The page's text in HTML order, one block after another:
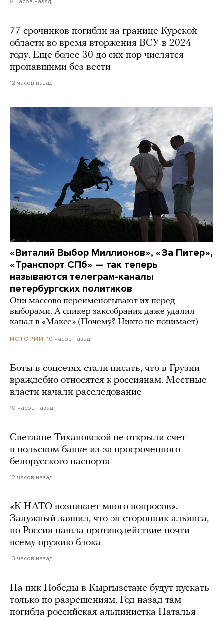
8 часов назад
77 срочников погибли на границе Курской
области во время вторжения ВСУ в 2024
году. Еще более 30 до сих пор числятся
пропавшими без вести
12 часов назад
«Виталий Выбор Миллионов», «За Питер»,
«Транспорт СПб» — так теперь
называются телеграм-каналы
петербургских политиков
Они массово переименовывают их перед
выборами. А спикер заксобрания даже удалил
канал в «Максе» (Почему? Никто не понимает)
ИСТОРИИ 10 часов назад
Боты в соцсетях стали писать, что в Грузии
враждебно относятся к россиянам. Местные
власти начали расследование
10 часов назад
Светлане Тихановской не открыли счет
в польском банке из-за просроченного
белорусского паспорта
12 часов назад
«К НАТО возникает много вопросов».
Залужный заявил, что он сторонник альянса,
но Россия нашла противодействие почти
всему оружию блока
13 часов назад
На пик Победы в Кыргызстане будут пускать
только по разрешениям. Год назад там
погибла российская альпинистка Наталья